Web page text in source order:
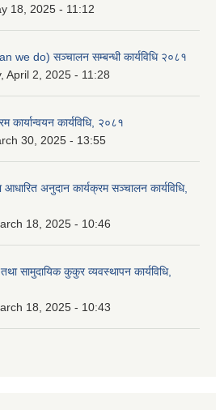
18, 2025 - 11:12
we do) सञ्चालन सम्बन्धी कार्यविधि २०८१
April 2, 2025 - 11:28
कार्यान्वयन कार्यविधि, २०८१
30, 2025 - 13:55
आधारित अनुदान कार्यक्रम सञ्‍चालन कार्यविधि,
18, 2025 - 10:46
सामुदायिक कुकुर व्यवस्थापन कार्यविधि,
18, 2025 - 10:43